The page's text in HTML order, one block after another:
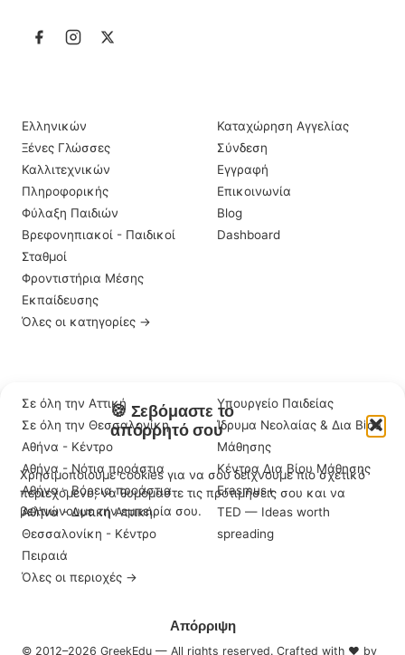
🍪 Σεβόμαστε το
απόρρητό σου
Χρησιμοποιούμε cookies για να σου δείχνουμε πιο σχετικό
περιεχόμενο, να θυμόμαστε τις προτιμήσεις σου και να
βελτιώνουμε την εμπειρία σου.
Απόρριψη
Ελληνικών
Ξένες Γλώσσες
Καλλιτεχνικών
Πληροφορικής
Φύλαξη Παιδιών
Βρεφονηπιακοί - Παιδικοί
Σταθμοί
Φροντιστήρια Μέσης
Εκπαίδευσης
Όλες οι κατηγορίες →
Καταχώρηση Αγγελίας
Σύνδεση
Εγγραφή
Επικοινωνία
Blog
Dashboard
Σε όλη την Αττική
Σε όλη την Θεσσαλονίκη
Αθήνα - Κέντρο
Αθήνα - Νότια προάστια
Αθήνα - Βόρεια προάστια
Αθήνα - Δυτική Αττική
Θεσσαλονίκη - Κέντρο
Πειραιά
Όλες οι περιοχές →
Υπουργείο Παιδείας
Ίδρυμα Νεολαίας & Δια Βίου
Μάθησης
Κέντρα Δια Βίου Μάθησης
Erasmus+
TED — Ideas worth
spreading
© 2012–2026 GreekEdu — All rights reserved. Crafted with ♥ by